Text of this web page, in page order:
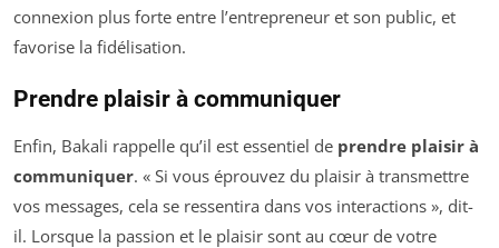
connexion plus forte entre l’entrepreneur et son public, et
favorise la fidélisation.
Prendre plaisir à communiquer
Enfin, Bakali rappelle qu’il est essentiel de prendre plaisir à
communiquer. « Si vous éprouvez du plaisir à transmettre
vos messages, cela se ressentira dans vos interactions », dit-
il. Lorsque la passion et le plaisir sont au cœur de votre